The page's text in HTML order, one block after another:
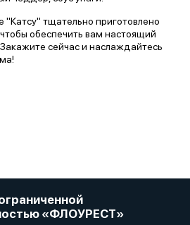
тщательно приготовлено
обеспечить вам настоящий
сейчас и наслаждайтесь
«ФЛОУРЕСТ»